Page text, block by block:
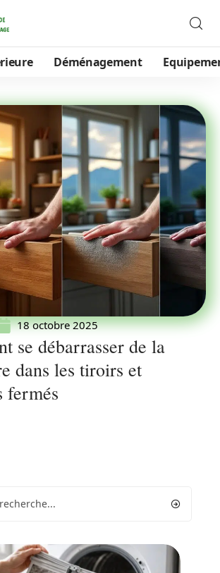
Déménagement
18 octobre 2025
se débarrasser de la
dans les tiroirs et
fermés